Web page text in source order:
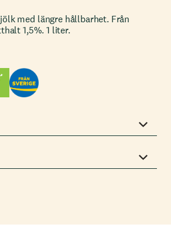
med längre hållbarhet. Från
1,5%. 1 liter.